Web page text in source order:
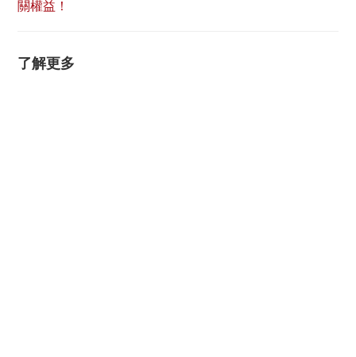
關權益！
了解更多